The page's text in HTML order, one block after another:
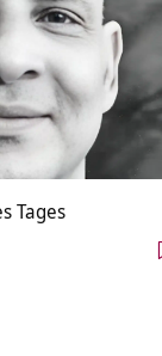
Tages